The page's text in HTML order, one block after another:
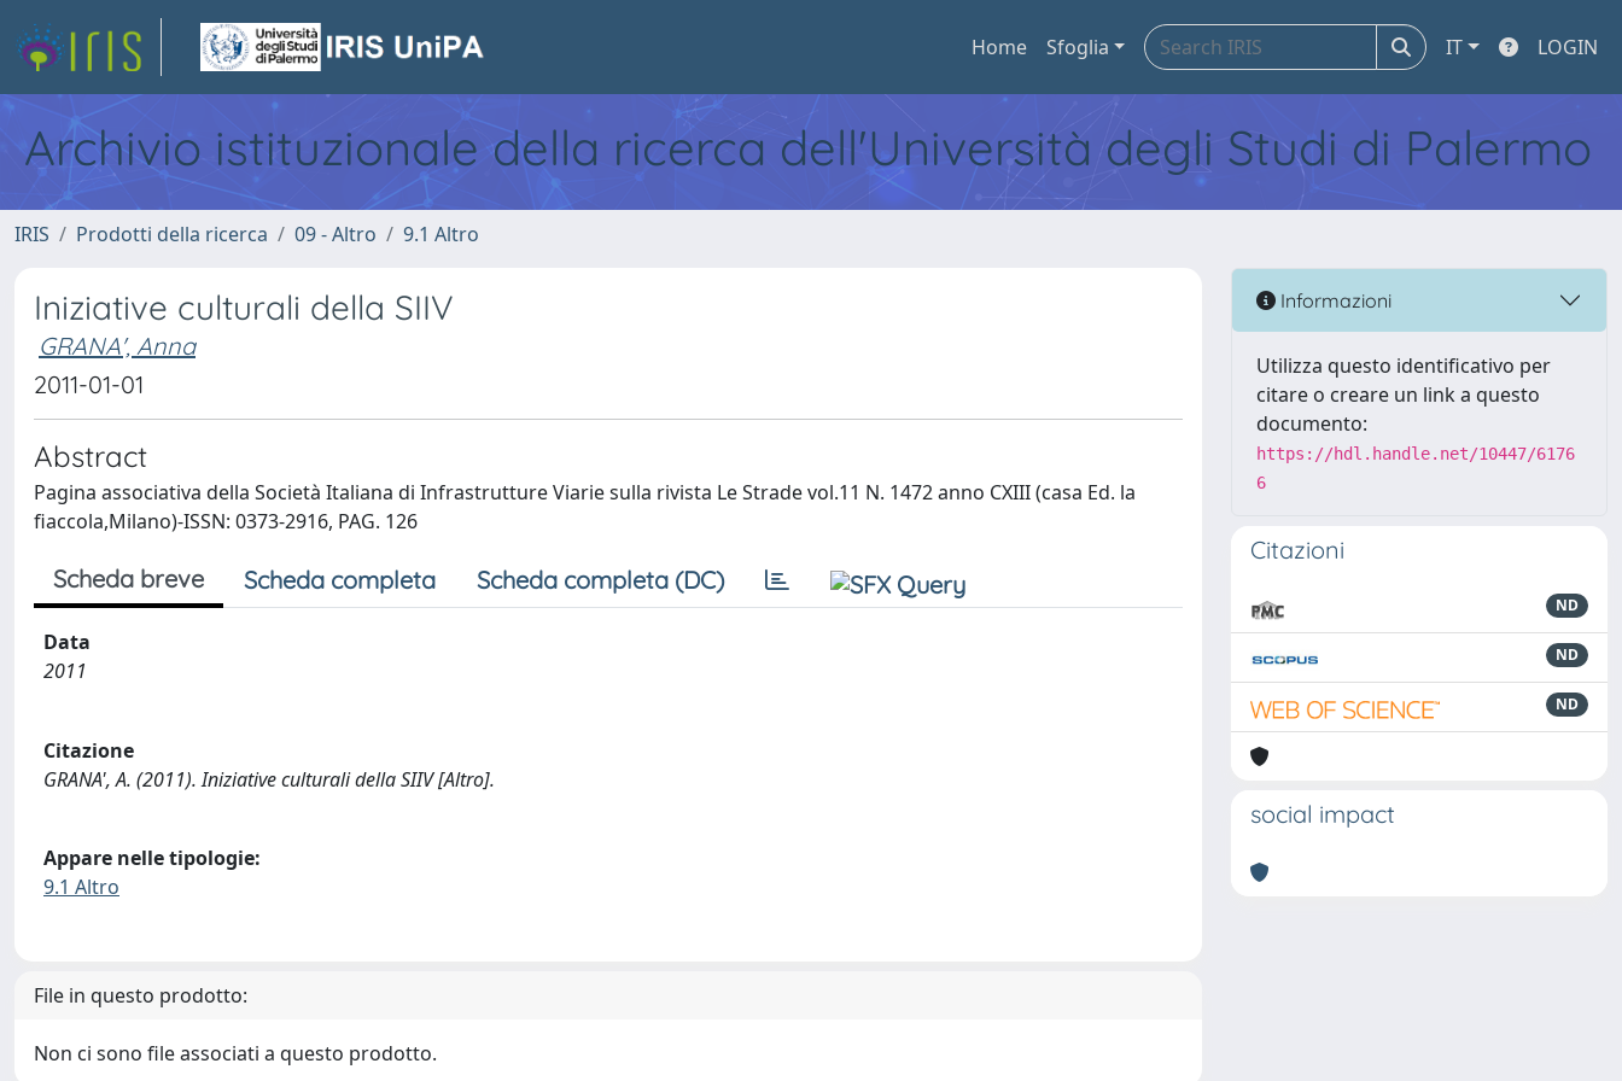
Home Sfoglia IT LOGIN
Archivio istituzionale della ricerca dell'Università degli Studi di Palermo
IRIS Prodotti della ricerca 09 - Altro 9.1 Altro
Iniziative culturali della SIIV
GRANA', Anna
2011-01-01
Abstract
Pagina associativa della Società Italiana di Infrastrutture Viarie sulla rivista Le Strade vol.11 N. 1472 anno CXIII (casa Ed. la
fiaccola,Milano)-ISSN: 0373-2916, PAG. 126
Scheda breve Scheda completa Scheda completa (DC)
Data
2011
Citazione
GRANA', A. (2011). Iniziative culturali della SIIV [Altro].
Appare nelle tipologie:
9.1 Altro
File in questo prodotto:
Non ci sono file associati a questo prodotto.
Informazioni
Utilizza questo identificativo per
citare o creare un link a questo
documento:
https://hdl.handle.net/10447/6176
6
Citazioni
ND
ND
ND
social impact